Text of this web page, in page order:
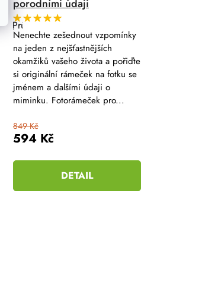
porodními údaji
Průměrné
hodnocení
produktu
je
5,0
z
5
hvězdiček.
594 Kč
849 Kč
DETAIL
Nenechte zešednout vzpomínky
na jeden z nejšťastnějších
okamžiků vašeho života a pořiďte
si originální rámeček na fotku se
jménem a dalšími údaji o
miminku. Fotorámeček pro...